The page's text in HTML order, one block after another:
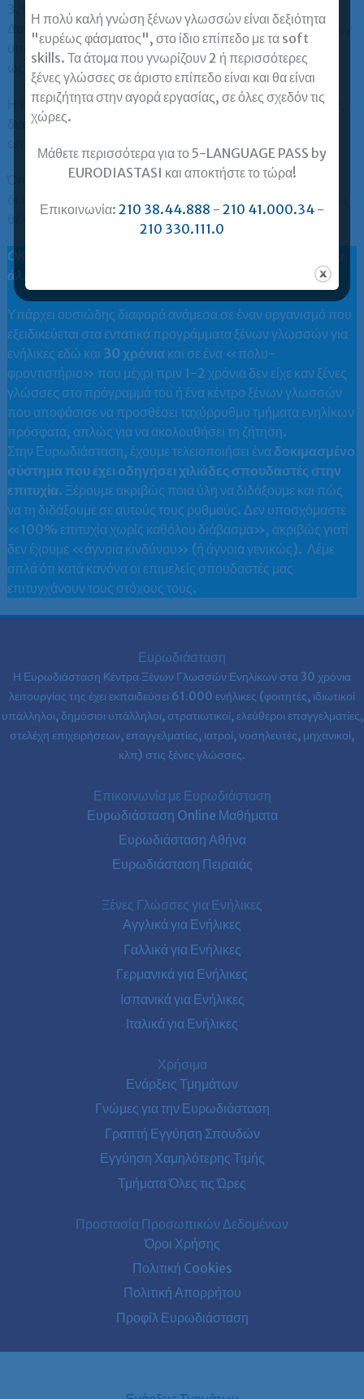
3. Με πιστωτική ή χρεωστική κάρτα.
Δυνατότητα άτοκων δόσεων με πιστωτική κάρτα: ναι, εφόσον
υποστηρίζεται από την πιστωτική κάρτα του κατόχου για τις
ως άνω αναφερόμενες τράπεζες.
Η παραπάνω προσφορά αφορά μαθήματα online real time,
δια ζώσης ή blended. Εάν ενδιαφέρεστε για ασύγχρονη
εκπαίδευση, ρωτήστε μας για αντίστοιχη προσφορά.
Όποια και αν είναι η επιλογή σας, όλα τα μαθήματα είναι
διαθέσιμα και σε video για να τα βλέπετε όταν και όσες φορές
θέλετε.
ΟΚ, αλλά γιατί να επιλέξω Ευρωδιάσταση; Υπάρχουν κι
άλλες σχολές που «υπόσχονται» Γ2 σε7-8 μήνες.
Υπάρχει ουσιώδης διαφορά ανάμεσα σε έναν οργανισμό που
εξειδικεύεται στα εντατικά προγράμματα ξένων γλωσσών για
ενήλικες εδώ και 30 χρόνια και σε ένα «πολυ-
φροντιστήριο» που μέχρι πριν 1-2 χρόνια δεν είχε καν ξένες
γλώσσες στο πρόγραμμά του ή ένα κέντρο ξένων γλωσσών
που αποφάσισε να προσθέσει ταχύρρυθμα τμήματα ενηλίκων
πρόσφατα, απλώς για να ακολουθήσει τη ζήτηση.
Στην Ευρωδιάσταση, έχουμε τελειοποιήσει ένα δοκιμασμένο
σύστημα που έχει οδηγήσει χιλιάδες σπουδαστές στην
επιτυχία. Ξέρουμε ακριβώς ποια ύλη να διδάξουμε και πώς
να τη διδάξουμε σε αυτούς τους ρυθμούς. Δεν υποσχόμαστε
«100% επιτυχία χωρίς καθόλου διάβασμα», ακριβώς γιατί
δεν έχουμε «άγνοια κινδύνου» (ή άγνοια γενικώς). Λέμε
απλά ότι κατά κανόνα οι επιμελείς σπουδαστές μας
επιτυγχάνουν τους στόχους τους.
Ευρωδιάσταση
Η Ευρωδιάσταση Κέντρα Ξένων Γλωσσών Ενηλίκων στα 30 χρόνια
λειτουργίας της έχει εκπαιδεύσει 61.000 ενήλικες (φοιτητές, ιδιωτικοί
υπάλληλοι, δημόσιοι υπάλληλοι, στρατιωτικοί, ελεύθεροι επαγγελματίες,
στελέχη επιχειρήσεων, επαγγελματίες, ιατροί, νοσηλευτές, μηχανικοί,
κλπ) στις ξένες γλώσσες.
Επικοινωνία με Ευρωδιάσταση
Ευρωδιάσταση Online Μαθήματα
Ευρωδιάσταση Αθήνα
Ευρωδιάσταση Πειραιάς
Ξένες Γλώσσες για Ενήλικες
Αγγλικά για Ενήλικες
Γαλλικά για Ενήλικες
Γερμανικά για Ενήλικες
Ισπανικά για Ενήλικες
Ιταλικά για Ενήλικες
Χρήσιμα
Ενάρξεις Τμημάτων
Γνώμες για την Ευρωδιάσταση
Γραπτή Εγγύηση Σπουδών
Εγγύηση Χαμηλότερης Τιμής
Τμήματα Όλες τις Ώρες
Προστασία Προσωπικών Δεδομένων
Όροι Χρήσης
Πολιτική Cookies
Πολιτική Απορρήτου
Προφίλ Ευρωδιάσταση
Η πολύ καλή γνώση ξένων γλωσσών είναι δεξιότητα
"ευρέως φάσματος", στο ίδιο επίπεδο με τα soft
skills. Τα άτομα που γνωρίζουν 2 ή περισσότερες
ξένες γλώσσες σε άριστο επίπεδο είναι και θα είναι
περιζήτητα στην αγορά εργασίας, σε όλες σχεδόν τις
χώρες.
Μάθετε περισσότερα για το 5-LANGUAGE PASS by
EURODIASTASI και αποκτήστε το τώρα!
Επικοινωνία: 210 38.44.888 - 210 41.000.34 -
210 330.111.0